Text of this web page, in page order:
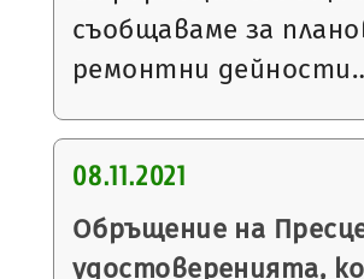
съобщаваме за
ремонтни
08.11.2021
Обръщение на
удостоверенията,